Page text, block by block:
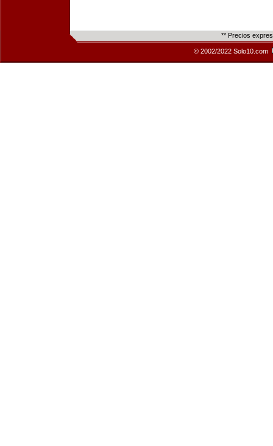
** Precios
© 2002/2022 Solo10.com